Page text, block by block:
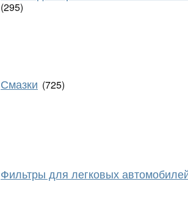
(295)
Смазки (725)
Фильтры для легковых